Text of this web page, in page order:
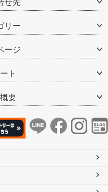
せ先
リー
ージ
ト
要